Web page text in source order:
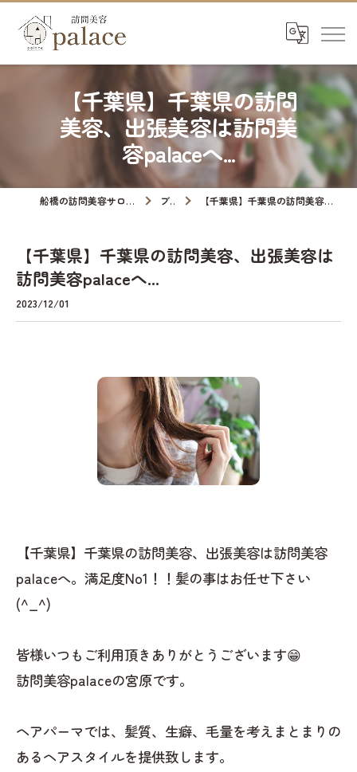
【千葉県】千葉県の訪問
美容、出張美容は訪問美
容palaceへ...
船橋の訪問美容サロンなら訪問美容palace ブログ 【千葉県】千葉県の訪問美容、出張美容は訪問美容palaceへ...
【千葉県】千葉県の訪問美容、出張美容は
訪問美容palaceへ...
2023/12/01
【千葉県】千葉県の訪問美容、出張美容は訪問美容
palaceへ。満足度No1！！髪の事はお任せ下さい
(^_^)
皆様いつもご利用頂きありがとうございます😁
訪問美容palaceの宮原です。
ヘアパーマでは、髪質、生癖、毛量を考えまとまりの
あるヘアスタイルを提供致します。